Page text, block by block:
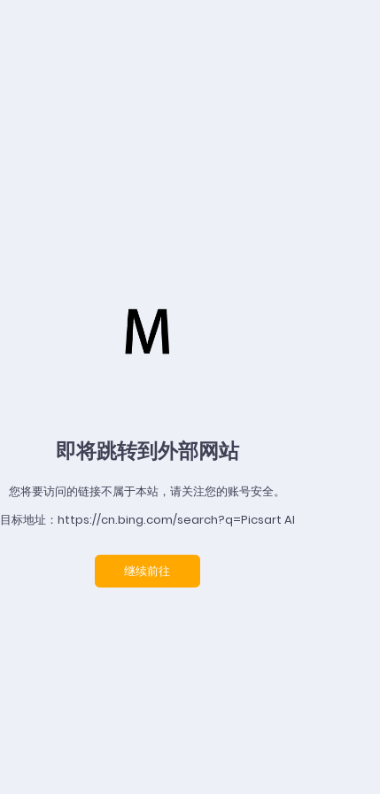
即将跳转到外部网站
您将要访问的链接不属于本站，请关注您的账号安全。
目标地址：https://cn.bing.com/search?q=Picsart AI
继续前往